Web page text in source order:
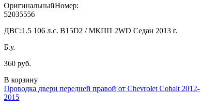
ОригинальныйНомер:
52035556
ДВС:1.5 106 л.с. B15D2 / МКПП 2WD Седан 2013 г.
Б.у.
360 руб.
В корзину
Проводка двери передней правой от Chevrolet Cobalt 2012-
2015